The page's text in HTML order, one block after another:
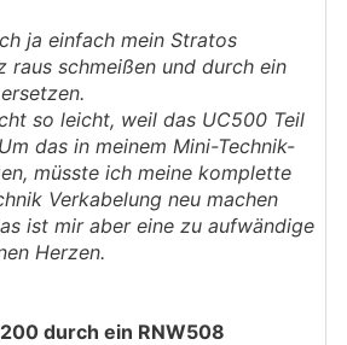
aber bereits Entwicklungen am
Produkten ist das schon
gelöst.
ein wenig beratend mitwirken.
würd ich da gerne noch ein
die Hardware hat erstmal
Herstellern in Kontakt, um
andere alternative
anbieten zu können.
ja einfach mein Stratos
raus schmeißen und durch ein
so leicht, weil das UC500 Teil
das in meinem Mini-Technik-
müsste ich meine komplette
Verkabelung neu machen
ist mir aber eine zu aufwändige
Herzen.
durch ein RNW508